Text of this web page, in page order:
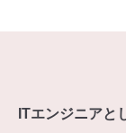
ITエンジニアと